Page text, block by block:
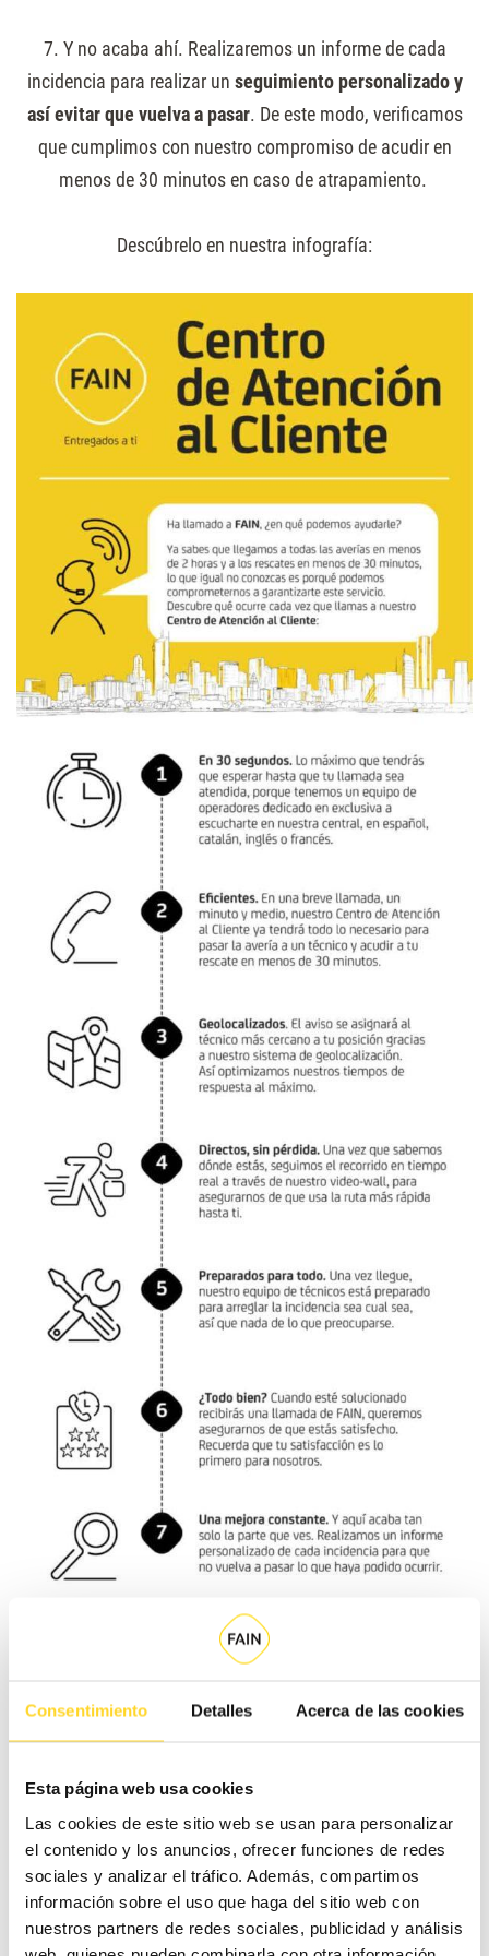
Consentimiento Detalles Acerca de las cookies
Esta página web usa cookies
Las cookies de este sitio web se usan para personalizar
el contenido y los anuncios, ofrecer funciones de redes
sociales y analizar el tráfico. Además, compartimos
información sobre el uso que haga del sitio web con
nuestros partners de redes sociales, publicidad y análisis
7. Y no acaba ahí. Realizaremos un informe de cada
incidencia para realizar un seguimiento personalizado y
así evitar que vuelva a pasar. De este modo, verificamos
que cumplimos con nuestro compromiso de acudir en
menos de 30 minutos en caso de atrapamiento.
Descúbrelo en nuestra infografía:
Los operadores no solo atienden las llamadas de
atrapamientos. Son el primer contacto con la organización